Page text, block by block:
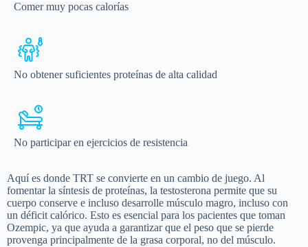
Comer muy pocas calorías
No obtener suficientes proteínas de alta calidad
No participar en ejercicios de resistencia
Aquí es donde TRT se convierte en un cambio de juego. Al
fomentar la síntesis de proteínas, la testosterona permite que su
cuerpo conserve e incluso desarrolle músculo magro, incluso con
un déficit calórico. Esto es esencial para los pacientes que toman
Ozempic, ya que ayuda a garantizar que el peso que se pierde
provenga principalmente de la grasa corporal, no del músculo.